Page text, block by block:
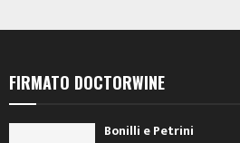
FIRMATO DOCTORWINE
Bonilli e Petrini